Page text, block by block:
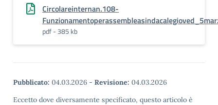
Circolareinternan.108-
pdf - 385 kb
Pubblicato: 04.03.2026 - Revisione: 04.03.2026
Eccetto dove diversamente specificato, questo articolo è